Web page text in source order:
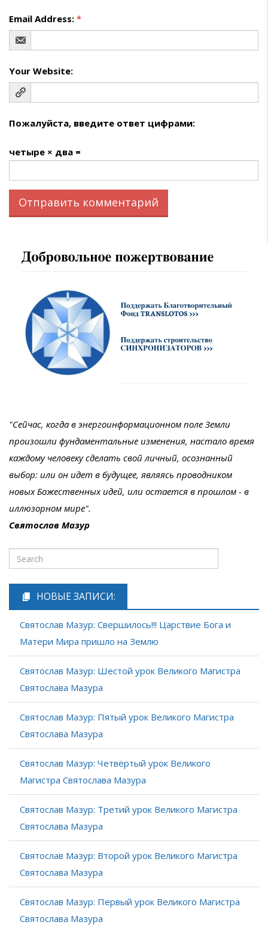
Email Address: *
Your Website:
Пожалуйста, введите ответ цифрами:
четыре × два =
"Сейчас, когда в энергоинформационном поле Земли
произошли фундаментальные изменения, настало время
каждому человеку сделать свой личный, осознанный
выбор: или он идет в будущее, являясь проводником
новых Божественных идей, или остается в прошлом - в
иллюзорном мире".
Святослав Мазур
НОВЫЕ ЗАПИСИ:
Святослав Мазур: Свершилось!!! Царствие Бога и
Матери Мира пришло на Землю
Святослав Мазур: Шестой урок Великого Магистра
Святослава Мазура
Святослав Мазур: Пятый урок Великого Магистра
Святослава Мазура
Святослав Мазур: Четвёртый урок Великого
Магистра Святослава Мазура
Святослав Мазур: Третий урок Великого Магистра
Святослава Мазура
Святослав Мазур: Второй урок Великого Магистра
Святослава Мазура
Святослав Мазур: Первый урок Великого Магистра
Святослава Мазура